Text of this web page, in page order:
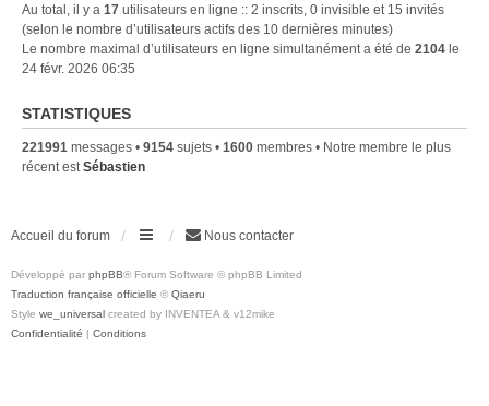
Au total, il y a 17 utilisateurs en ligne :: 2 inscrits, 0 invisible et 15 invités
(selon le nombre d’utilisateurs actifs des 10 dernières minutes)
Le nombre maximal d’utilisateurs en ligne simultanément a été de 2104 le
24 févr. 2026 06:35
STATISTIQUES
221991 messages • 9154 sujets • 1600 membres • Notre membre le plus
récent estSébastien
Accueil du forum Nous contacter
Développé par phpBB® Forum Software © phpBB Limited
Traduction française officielle © Qiaeru
Style we_universal created by INVENTEA & v12mike
Confidentialité | Conditions